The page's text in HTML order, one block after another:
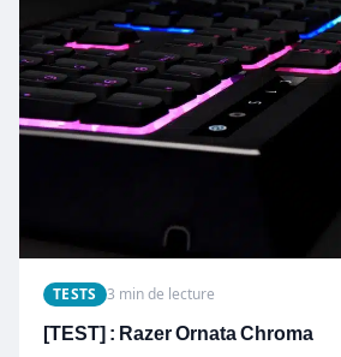
TESTS 3 min de lecture
[TEST] : Razer Ornata Chroma